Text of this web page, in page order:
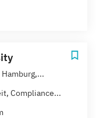
Compliance...